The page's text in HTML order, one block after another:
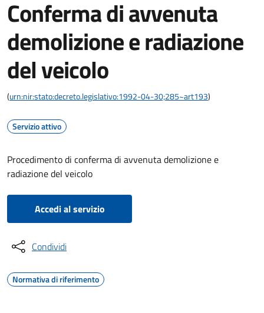
Conferma di avvenuta
demolizione e radiazione
del veicolo
(urn:nir:stato:decreto.legislativo:1992-04-30;285~art193)
Servizio attivo
Procedimento di conferma di avvenuta demolizione e
radiazione del veicolo
Accedi al servizio
Condividi
Normativa di riferimento